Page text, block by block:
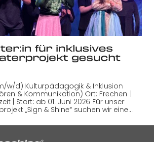
für inklusives
gesucht
w/d) Kulturpädagogik & Inklusion
& Kommunikation) Ort: Frechen |
| Start: ab 01. Juni 2026 Für unser
„Sign & Shine“ suchen wir eine…